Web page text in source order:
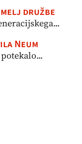
družbe
Neum